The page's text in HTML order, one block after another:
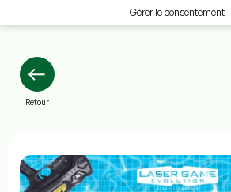
Gérer le consentement
Retour